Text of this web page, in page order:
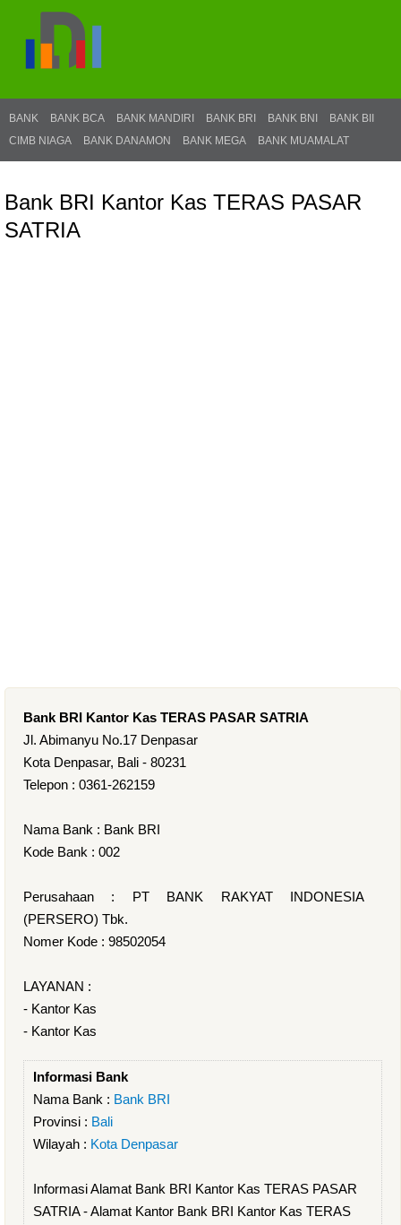
BANK BANK BCA BANK MANDIRI BANK BRI BANK BNI
BANK BII
CIMB NIAGA
BANK DANAMON BANK MEGA BANK MUAMALAT
Bank BRI Kantor Kas TERAS PASAR
SATRIA
Bank BRI Kantor Kas TERAS PASAR SATRIA
Jl. Abimanyu No.17 Denpasar
Kota Denpasar, Bali - 80231
Telepon : 0361-262159
Nama Bank : Bank BRI
Kode Bank : 002
Perusahaan : PT BANK RAKYAT INDONESIA
(PERSERO) Tbk.
Nomer Kode : 98502054
LAYANAN :
- Kantor Kas
- Kantor Kas
Informasi Bank
Nama Bank : Bank BRI
Provinsi : Bali
Wilayah : Kota Denpasar
Informasi Alamat Bank BRI Kantor Kas TERAS PASAR
SATRIA - Alamat Kantor Bank BRI Kantor Kas TERAS